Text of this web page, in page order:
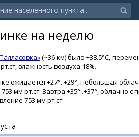
на неделю
(~36 км) было +38.5°C,
влажность воздуха 18%.
ожидается +27°..+29°, небольшая
мм рт.ст. Завтра +35°..+37°,
753 мм рт.ст.